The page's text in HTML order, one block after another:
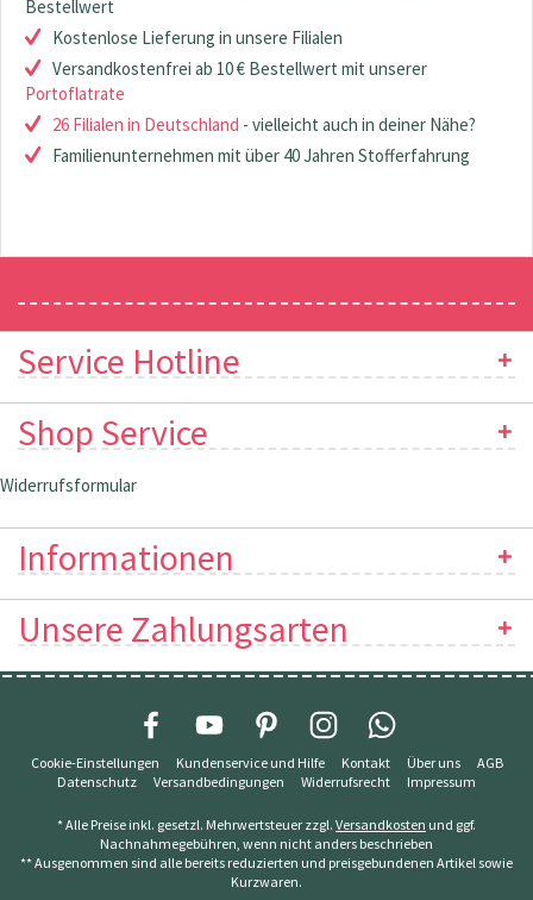
Bestellwert
Kostenlose Lieferung in unsere Filialen
Versandkostenfrei ab 10 € Bestellwert mit unserer
Portoflatrate
26 Filialen in Deutschland - vielleicht auch in deiner Nähe?
Familienunternehmen mit über 40 Jahren Stofferfahrung
Service Hotline
Shop Service
Widerrufsformular
Informationen
Unsere Zahlungsarten
Cookie-Einstellungen Kundenservice und Hilfe Kontakt Über uns
AGB
Datenschutz
Versandbedingungen Widerrufsrecht Impressum
* Alle Preise inkl. gesetzl. Mehrwertsteuer zzgl. Versandkosten und ggf.
Nachnahmegebühren, wenn nicht anders beschrieben
** Ausgenommen sind alle bereits reduzierten und preisgebundenen Artikel sowie
Kurzwaren.